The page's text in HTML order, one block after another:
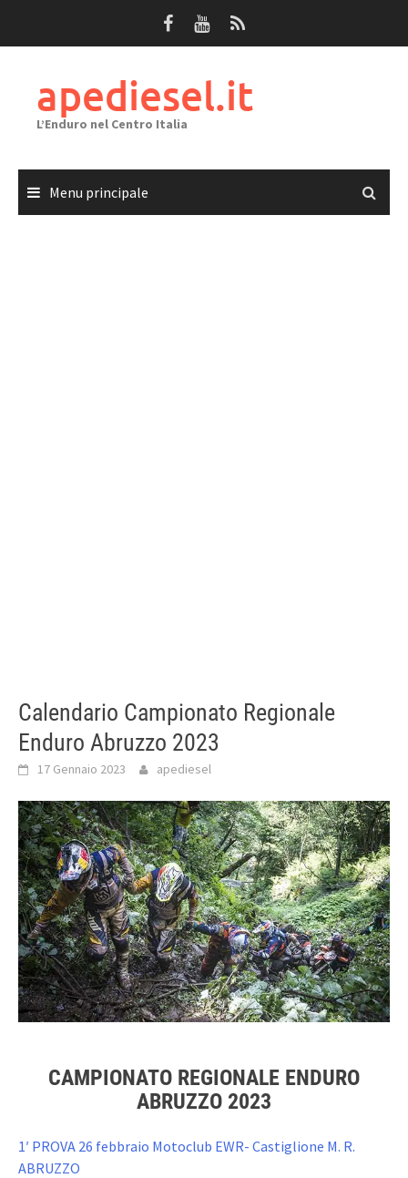
apediesel.it
L’Enduro nel Centro Italia
Menu principale
Calendario Campionato Regionale
Enduro Abruzzo 2023
17 Gennaio 2023 apediesel
CAMPIONATO REGIONALE ENDURO
ABRUZZO 2023
1′ PROVA 26 febbraio Motoclub EWR- Castiglione M. R.
ABRUZZO